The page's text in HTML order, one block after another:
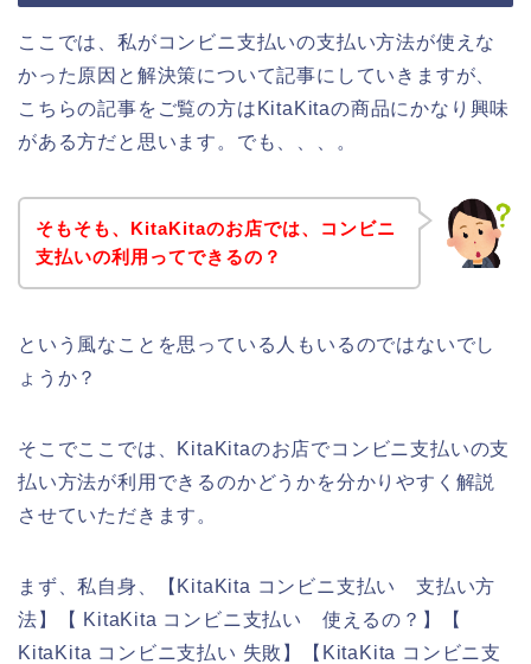
ここでは、私がコンビニ支払いの支払い方法が使えな
かった原因と解決策について記事にしていきますが、
こちらの記事をご覧の方はKitaKitaの商品にかなり興味
がある方だと思います。でも、、、。
そもそも、KitaKitaのお店では、コンビニ
支払いの利用ってできるの？
という風なことを思っている人もいるのではないでし
ょうか？
そこでここでは、KitaKitaのお店でコンビニ支払いの支
払い方法が利用できるのかどうかを分かりやすく解説
させていただきます。
まず、私自身、【KitaKita コンビニ支払い 支払い方
法】【 KitaKita コンビニ支払い 使えるの？】【
KitaKita コンビニ支払い 失敗】【KitaKita コンビニ支